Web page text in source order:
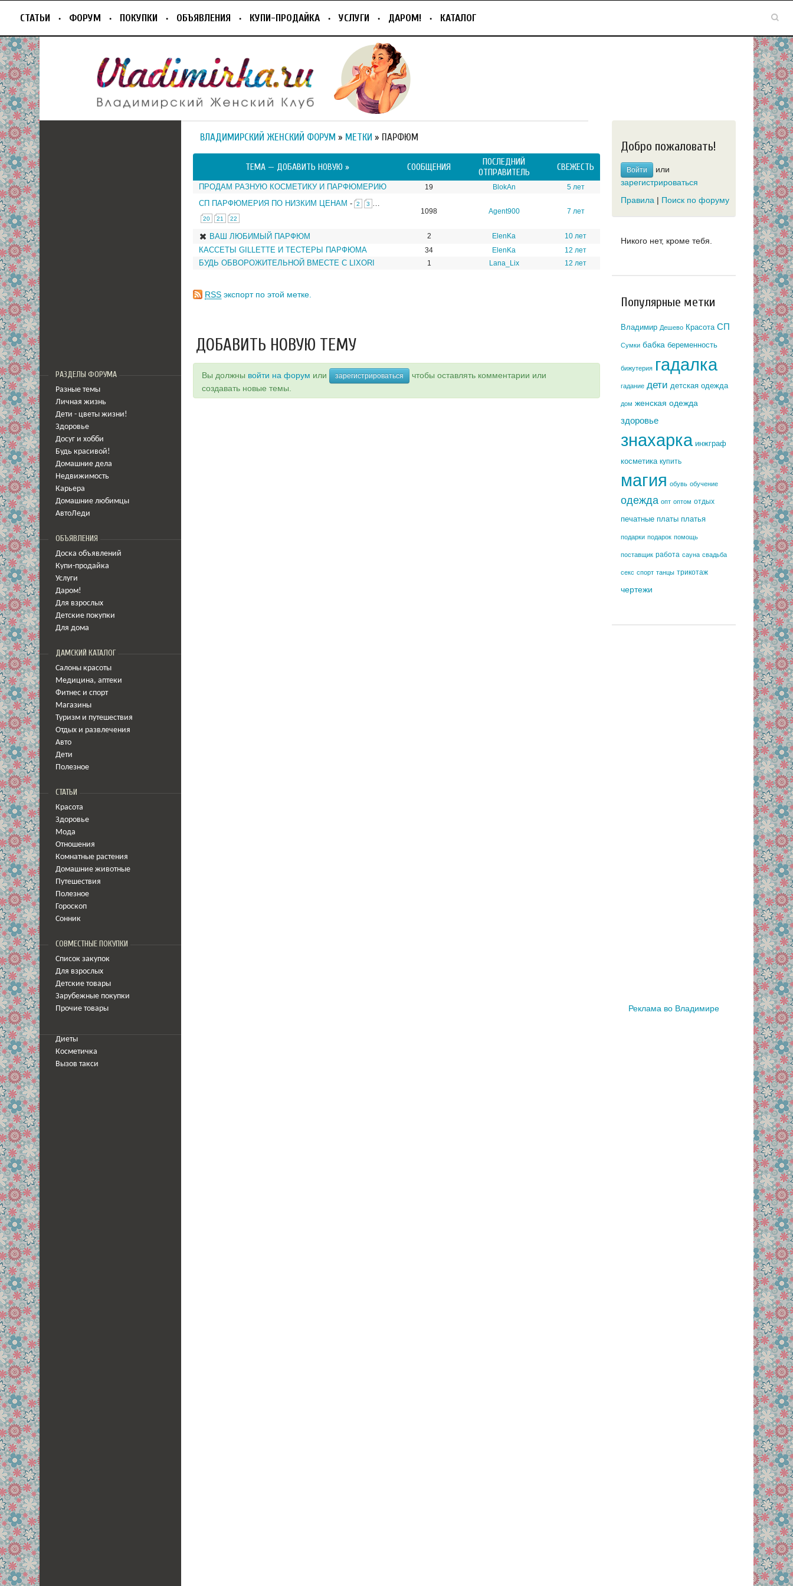
СТАТЬИ ФОРУМ ПОКУПКИ ОБЪЯВЛЕНИЯ КУПИ-ПРОДАЙКА УСЛУГИ ДАРОМ! КАТАЛОГ
РАЗДЕЛЫ ФОРУМА
Разные темы
Личная жизнь
Дети - цветы жизни!
Здоровье
Досуг и хобби
Будь красивой!
Домашние дела
Недвижимость
Карьера
Домашние любимцы
АвтоЛеди
ОБЪЯВЛЕНИЯ
Доска объявлений
Купи-продайка
Услуги
Даром!
Для взрослых
Детские покупки
Для дома
ДАМСКИЙ КАТАЛОГ
Салоны красоты
Медицина, аптеки
Фитнес и спорт
Магазины
Туризм и путешествия
Отдых и развлечения
Авто
Дети
Полезное
СТАТЬИ
Красота
Здоровье
Мода
Отношения
Комнатные растения
Домашние животные
Путешествия
Полезное
Гороскоп
Сонник
СОВМЕСТНЫЕ ПОКУПКИ
Список закупок
Для взрослых
Детские товары
Зарубежные покупки
Прочие товары
Диеты
Косметичка
Вызов такси
ВЛАДИМИРСКИЙ ЖЕНСКИЙ ФОРУМ » МЕТКИ » ПАРФЮМ
ТЕМА — ДОБАВИТЬ НОВУЮ » СООБЩЕНИЯ
ПОСЛЕДНИЙ
ОТПРАВИТЕЛЬ
СВЕЖЕСТЬ
ПРОДАМ РАЗНУЮ КОСМЕТИКУ И ПАРФЮМЕРИЮ 19 BlokAn 5 лет
СП ПАРФЮМЕРИЯ ПО НИЗКИМ ЦЕНАМ - 2 3
20 21 22
1098 Agent900 7 лет
ВАШ ЛЮБИМЫЙ ПАРФЮМ 2 ElenKa 10 лет
КАССЕТЫ GILLETTE И ТЕСТЕРЫ ПАРФЮМА 34 ElenKa 12 лет
БУДЬ ОБВОРОЖИТЕЛЬНОЙ ВМЕСТЕ С LIXORI 1 Lana_Lix 12 лет
RSS экспорт по этой метке.
ДОБАВИТЬ НОВУЮ ТЕМУ
Вы должны войти на форум или зарегистрироваться
чтобы оставлять комментарии или
создавать новые темы.
Добро пожаловать!
Войти
или
зарегистрироваться
Правила | Поиск по форуму
Никого нет, кроме тебя.
Популярные метки
Владимир Дешево Красота СП
Сумки бабка беременность
бижутерия гадалка
гадание дети детская одежда
дом женская одежда
здоровье
знахарка инжграф
косметика купить
магия обувь обучение
одежда опт оптом отдых
печатные платы платья
подарки подарок помощь
поставщик работа сауна свадьба
секс спорт танцы трикотаж
чертежи
Реклама во Владимире